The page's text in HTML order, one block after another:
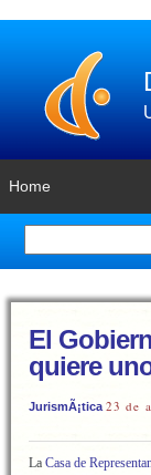
Home
El
quiere
JurismÃ¡tica 23 de
La Casa de